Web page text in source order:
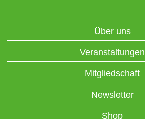
Über uns
Veranstaltungen
Mitgliedschaft
Newsletter
Shop